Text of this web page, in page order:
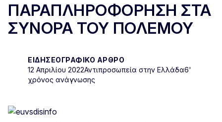
ΠΑΡΑΠΛΗΡΟΦΟΡΗΣΗ ΣΤΑ
ΣΥΝΟΡΑ ΤΟΥ ΠΟΛΕΜΟΥ
ΕΙΔΗΣΕΟΓΡΑΦΙΚΌ ΆΡΘΡΟ
12 Απριλίου 2022Αντιπροσωπεία στην Ελλάδα6'
χρόνος ανάγνωσης